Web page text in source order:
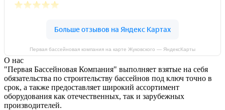
Первая бассейновая компания на карте Жуковского — ЯндексКарты
О нас
"Первая Бассейновая Компания" выполняет взятые на себя
обязательства по строительству бассейнов под ключ точно в
срок, а также предоставляет широкий ассортимент
оборудования как отечественных, так и зарубежных
производителей.